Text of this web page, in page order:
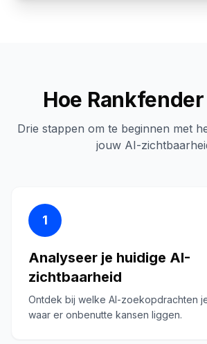
Hoe
Drie stappen om te beginnen met
jouw AI-
1
Analyseer je huidige AI-
zichtbaarheid
Ontdek bij welke AI-zoekopdrachten
waar er onbenutte kansen liggen.